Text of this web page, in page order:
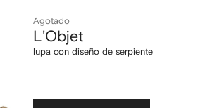
Agotado
L'Objet
lupa con diseño de serpiente